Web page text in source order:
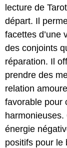
lecture de
départ. Il
facettes d’une
des conjoints
réparation. Il
prendre des
relation
favorable pour
énergie
positifs pour le